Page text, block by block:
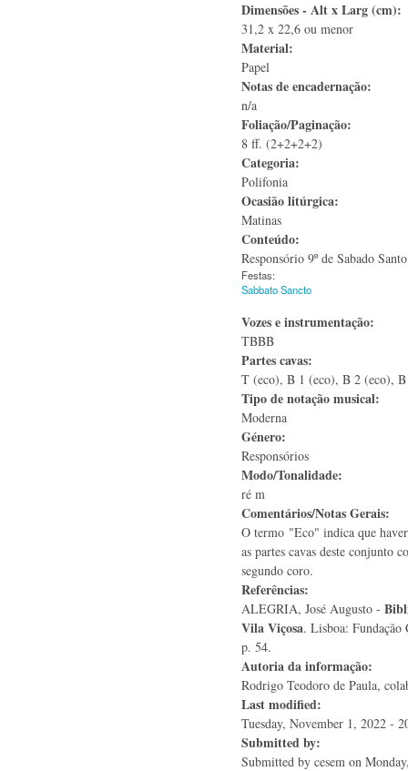
Dimensões - Alt x Larg (cm):
31,2 x 22,6 ou menor
Material:
Papel
Notas de encadernação:
n/a
Foliação/Paginação:
8 ff. (2+2+2+2)
Categoria:
Polifonia
Ocasião litúrgica:
Matinas
Conteúdo:
Responsório 9º de Sabado
Festas:
Sabbato Sancto
Vozes e instrumentação:
TBBB
Partes cavas:
T (eco), B 1 (eco), B 2 (eco),
Tipo de notação musical:
Moderna
Género:
Responsórios
Modo/Tonalidade:
ré m
Comentários/Notas Gerais:
O termo "Eco" indica que
as partes cavas deste conjunto
segundo coro.
Referências:
ALEGRIA, José Augusto -
Vila Viçosa. Lisboa: Fundação
p. 54.
Autoria da informação:
Rodrigo Teodoro de Paula,
Last modified:
Tuesday, November 1, 2022 -
Submitted by:
Submitted by cesem on